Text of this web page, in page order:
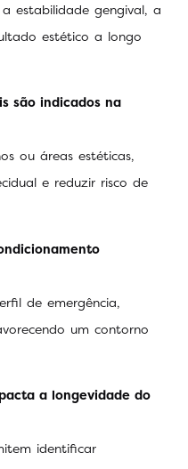
estabilidade gengival, a
estético a longo
são indicados na
ou áreas estéticas,
e reduzir risco de
de emergência,
um contorno
a longevidade do
identificar